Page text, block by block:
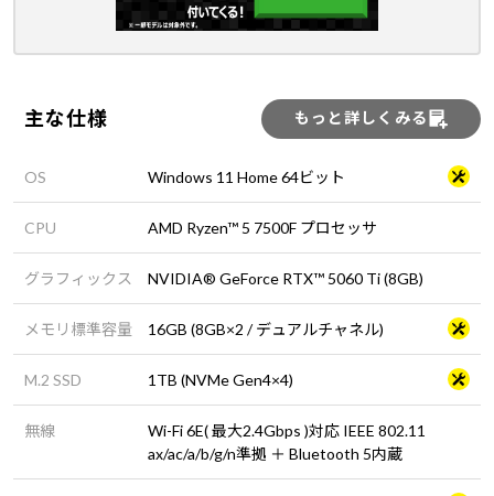
主な仕様 もっと詳しくみる
OS Windows 11 Home 64ビット
CPU AMD Ryzen™ 5 7500F プロセッサ
グラフィックス NVIDIA® GeForce RTX™ 5060 Ti (8GB)
メモリ標準容量 16GB (8GB×2 / デュアルチャネル)
M.2 SSD 1TB (NVMe Gen4×4)
無線
Wi-Fi 6E( 最大2.4Gbps )対応 IEEE 802.11
ax/ac/a/b/g/n準拠 ＋ Bluetooth 5内蔵